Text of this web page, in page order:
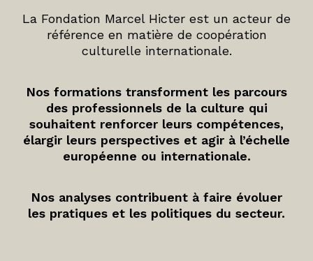
La Fondation Marcel Hicter est un acteur de
référence en matière de coopération
culturelle internationale.
Nos formations transforment les parcours
des professionnels de la culture qui
souhaitent renforcer leurs compétences,
élargir leurs perspectives et agir à l’échelle
européenne ou internationale.
Nos analyses contribuent à faire évoluer
les pratiques et les politiques du secteur.